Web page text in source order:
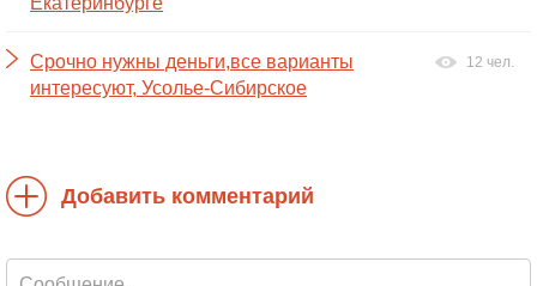
Срочно нужны деньги,все варианты
интересуют, Усолье-Сибирское
12 чел.
Добавить комментарий